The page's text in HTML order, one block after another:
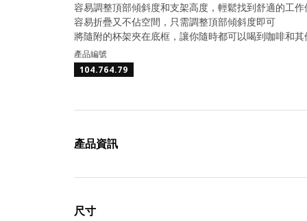
容易調整頂部傾斜度和支架高度，輕鬆找到舒適的工作
容易折疊又不佔空間，只需調整頂部傾斜度即可
將隨附的杯架夾在底框，讓你隨時都可以喝到咖啡和其
產品編號
104.764.79
產品資訊
尺寸